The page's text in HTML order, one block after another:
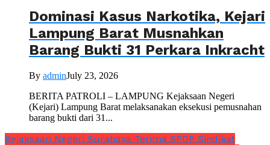
Dominasi Kasus Narkotika, Kejari
Lampung Barat Musnahkan
Barang Bukti 31 Perkara Inkracht
By adminJuly 23, 2026
BERITA PATROLI – LAMPUNG Kejaksaan Negeri
(Kejari) Lampung Barat melaksanakan eksekusi pemusnahan
barang bukti dari 31...
Kejaksaan Negeri Surabaya Terima SPDP Sindikat